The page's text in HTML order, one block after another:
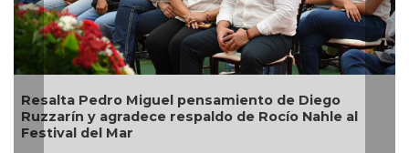
Miguel pensamiento de Diego
respaldo de Rocío Nahle al
Ingenio San
de Veracruz